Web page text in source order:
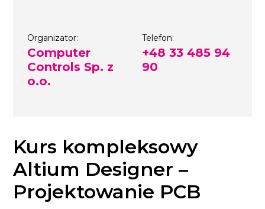
Organizator:
Computer
Controls Sp. z
o.o.
Telefon:
+48 33 485 94
90
Kurs kompleksowy
Altium Designer –
Projektowanie PCB